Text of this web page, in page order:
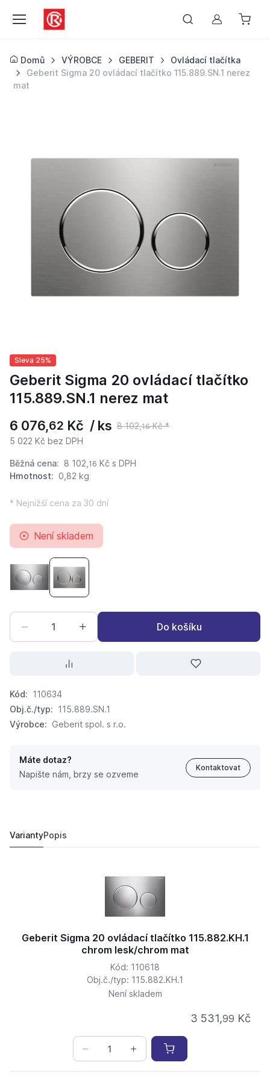
Můj účet
Domů VÝROBCE GEBERIT
Ovládací tlačítka
Geberit Sigma 20 ovládací tlačítko 115.889.SN.1 nerez
mat
Sleva 25%
Geberit Sigma 20 ovládací tlačítko
115.889.SN.1 nerez mat
6 076,62 Kč / ks 8 102,16Kč *
5 022 Kč bez DPH
Běžná cena: 8 102, 16 Kč s DPH
Hmotnost: 0,82 kg
* Nejnižší cena za 30 dní
Není skladem
Geberit Sigma 20 ovládací tlačítko 115.882.KH.1 chrom
Geberit Sigma 20 ovládací tlačítko 115.889.SN.1
Do košíku
Kód: 110634
Obj.č./typ: 115.889.SN.1
Výrobce: Geberit spol. s r.o.
Máte dotaz?
Napište nám, brzy se ozveme
Kontaktovat
VariantyPopis
Geberit Sigma 20 ovládací tlačítko 115.882.KH.1
chrom lesk/chrom mat
Kód: 110618
Obj.č./typ: 115.882.KH.1
Není skladem
3 531,99 Kč